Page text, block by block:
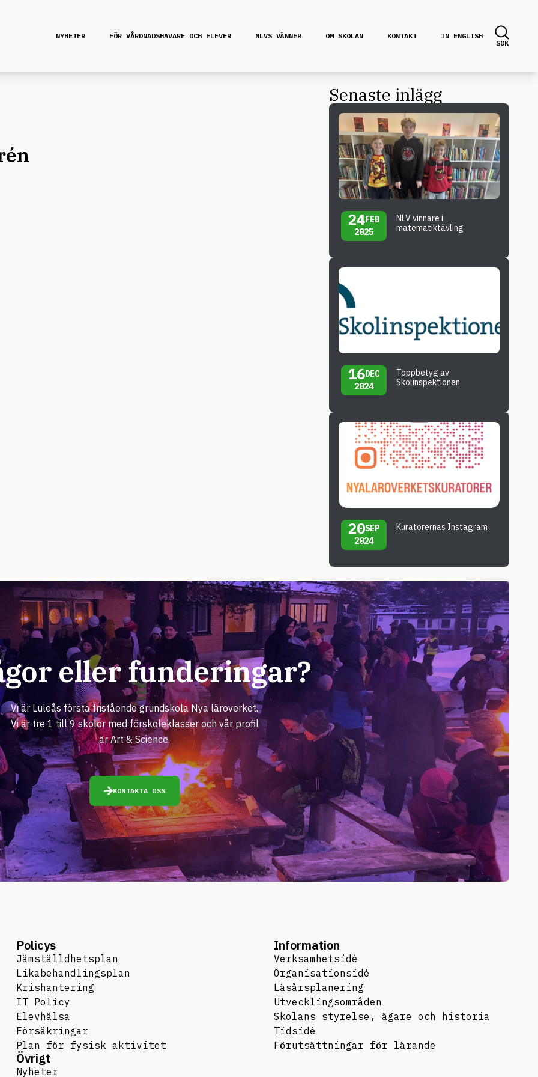
NYHETER FÖR VÅRDNADSHAVARE OCH ELEVER NLVS VÄNNER OM SKOLAN KONTAKT
IN ENGLISH
SÖK
Senaste inlägg
24FEB
2025
NLV vinnare i
matematiktävling
16DEC
2024
Toppbetyg av
Skolinspektionen
20SEP
2024
Kuratorernas Instagram
eller funderingar?
Vi är Luleås första fristående grundskola Nya läroverket.
Vi är tre 1 till 9 skolor med förskoleklasser och vår profil
är Art & Science.
KONTAKTA OSS
Policys
Jämställdhetsplan
Likabehandlingsplan
Krishantering
IT Policy
Elevhälsa
Försäkringar
Plan för fysisk aktivitet
Information
Verksamhetsidé
Organisationsidé
Läsårsplanering
Utvecklingsområden
Skolans styrelse, ägare och historia
Tidsidé
Förutsättningar för lärande
Övrigt
Nyheter